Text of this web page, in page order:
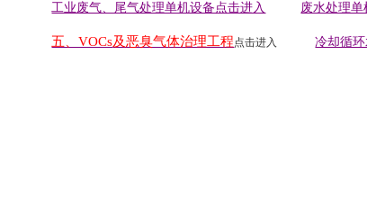
工业废气、尾气处理单机设备点击进入 废水处理单
五、VOCs及恶臭气体治理工程点击进入 冷却循